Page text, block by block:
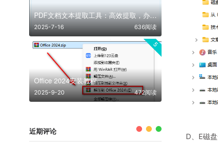
D、E磁
PDF文档文本提取工具：高效提取，办公更轻松！
2025-7-16 636阅读
5
Office 2024安装教程
2025-9-20 472阅读
近期评论